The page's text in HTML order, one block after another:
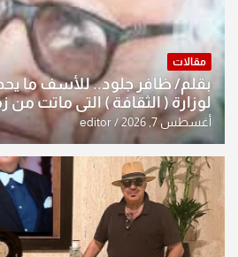
مقالات
بقلم/ ظافر جلود.. للأسف ما
النخبة والإرث العظيم للثقافة
أغسطس 7, 2026 editor